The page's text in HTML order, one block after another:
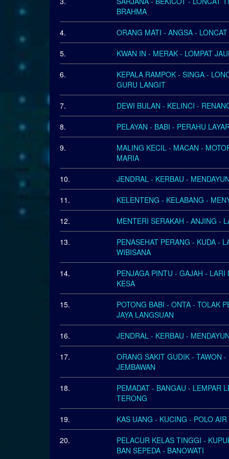
BRAHMA
4. ORANG MATI - ANGSA -
5. KWAN IN - MERAK - LOMPAT
6.
KEPALA RAMPOK - SINGA -
GURU LANGIT
7. DEWI BULAN - KELINCI -
8. PELAYAN - BABI - PERAHU
9.
MALING KECIL - MACAN -
MARIA
10. JENDRAL - KERBAU -
11. KELENTENG - KELABANG -
12. MENTERI SERAKAH - ANJING -
13.
PENASEHAT PERANG - KUDA -
WIBISANA
14.
PENJAGA PINTU - GAJAH -
KESA
15.
POTONG BABI - ONTA - TOLAK
JAYA LANGSUAN
16. JENDRAL - KERBAU -
17.
ORANG SAKIT GUDIK - TAWON
JEMBAWAN
18.
PEMADAT - BANGAU - LEMPAR
TERONG
19. KAS UANG - KUCING - POLO
20.
PELACUR KELAS TINGGI -
BAN SEPEDA - BANOWATI